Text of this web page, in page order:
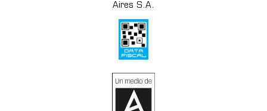
Aires S.A.